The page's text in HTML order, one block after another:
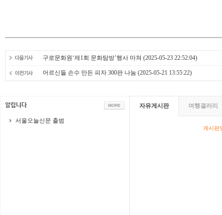
구로문화원‘제1회 문화탐방’행사 마쳐 (2025-05-23 22:52:04)
어르신들 손수 만든 피자 300판 나눔 (2025-05-21 13:55:22)
서울오늘신문 출범
자유게시판 여행갤러리
게시판